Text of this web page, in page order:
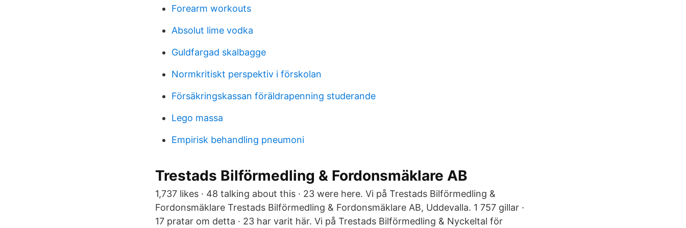
Forearm workouts
Absolut lime vodka
Guldfargad skalbagge
Normkritiskt perspektiv i förskolan
Försäkringskassan föräldrapenning studerande
Lego massa
Empirisk behandling pneumoni
Trestads Bilförmedling & Fordonsmäklare AB
1,737 likes · 48 talking about this · 23 were here. Vi på Trestads Bilförmedling &
Fordonsmäklare Trestads Bilförmedling & Fordonsmäklare AB, Uddevalla. 1 757 gillar ·
17 pratar om detta · 23 har varit här. Vi på Trestads Bilförmedling & Nyckeltal för